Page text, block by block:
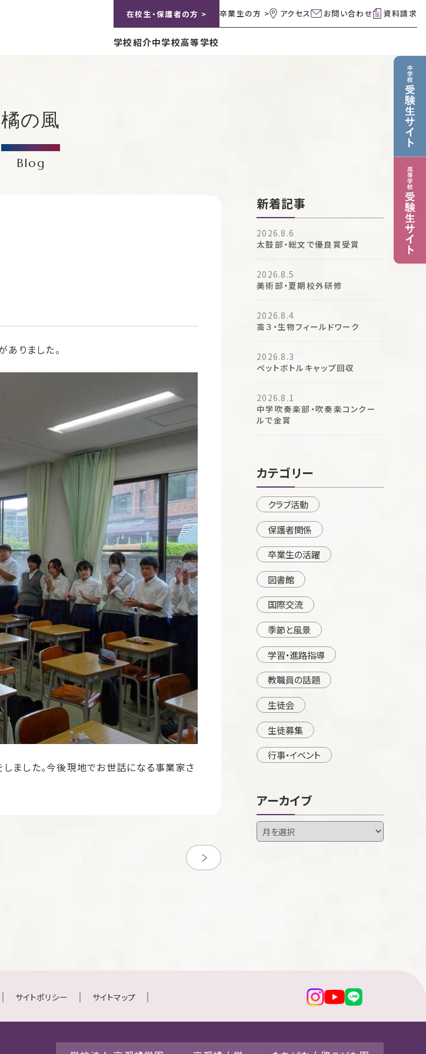
在校生・保護者の方 > 卒業生の方 > アクセス お問い合わせ 資料請求
学校紹介中学校高等学校
橘の風
Blog
ありました。
ました。今後現地でお世話になる事業家さ
新着記事
2026.8.6
太鼓部・総文で優良賞受賞
2026.8.5
美術部・夏期校外研修
2026.8.4
高３・生物フィールドワーク
2026.8.3
ペットボトルキャップ回収
2026.8.1
中学吹奏楽部・吹奏楽コンクー
ルで金賞
カテゴリー
クラブ活動
保護者関係
卒業生の活躍
図書館
国際交流
季節と風景
学習・進路指導
教職員の話題
生徒会
生徒募集
行事・イベント
アーカイブ
サイトポリシー サイトマップ